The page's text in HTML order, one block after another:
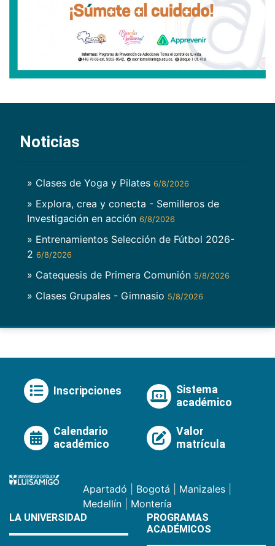
Noticias
» Clases de Yoga y Pilates 6/8/2026
» Explora, crea y conecta - Semilleros de
Investigación en acción 6/8/2026
» Entrenamientos Selección de Fútbol 2026-
2 6/8/2026
» Catequesis de Primera Comunión 5/8/2026
» Clases Grupales - Gimnasio 5/8/2026
Inscripciones
Sistema
académico
Calendario
académico
Valor
matrícula
Apartadó Bogotá Manizales
Medellín
Montería
LA UNIVERSIDAD
PROGRAMAS
ACADÉMICOS